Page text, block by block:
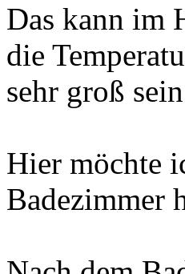
Das kann im
die
sehr groß
Hier möchte
Badezimmer